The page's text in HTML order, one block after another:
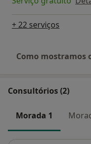
+ 22 serviços
Como mostramos
Consultórios (2)
Morada 1